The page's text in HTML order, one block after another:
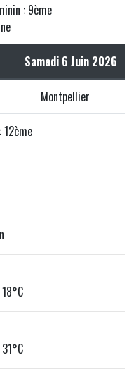
: 9ème
Samedi 6 Juin 2026
Montpellier
12ème